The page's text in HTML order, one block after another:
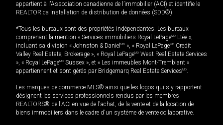
appartient à l'Association canadienne de l’immobilier (ACI) et identifie le
REALTOR.ca Installation de distribution de données (SDD®).
*Tous les bureaux sont des propriétés indépendantes. Les bureaux
comprenant la mention « Services immobiliers Royal LePageMD Ltée »,
incluant sa division « Johnston & Daniel MD », « Royal LePageMD Credit
Valley Real Estate, Brokerage », « Royal LePageMD West Real Estate Services
», « Royal LePageMD Sussex », et « Les immeubles Mont-Tremblant »
appartiennent et sont gérés par Bridgemarq Real Estate ServicesMD.
Les marques de commerce MLS® ainsi que les logos qui s'y rapportent
désignent les services professionnels rendus par les membres
REALTORS® de l'ACI en vue de l'achat, de la vente et de la location de
biens immobiliers dans le cadre d'un système de vente collaborative.